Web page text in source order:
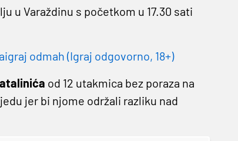
u Varaždinu s početkom u 17.30 sati
odmah (Igraj odgovorno, 18+)
od 12 utakmica bez poraza na
jer bi njome održali razliku nad